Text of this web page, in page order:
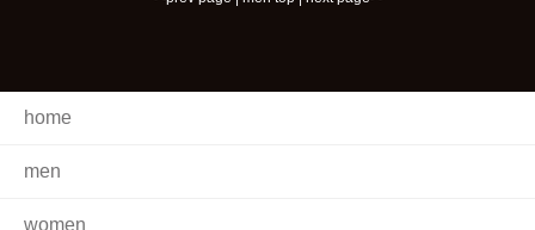
home
men
women